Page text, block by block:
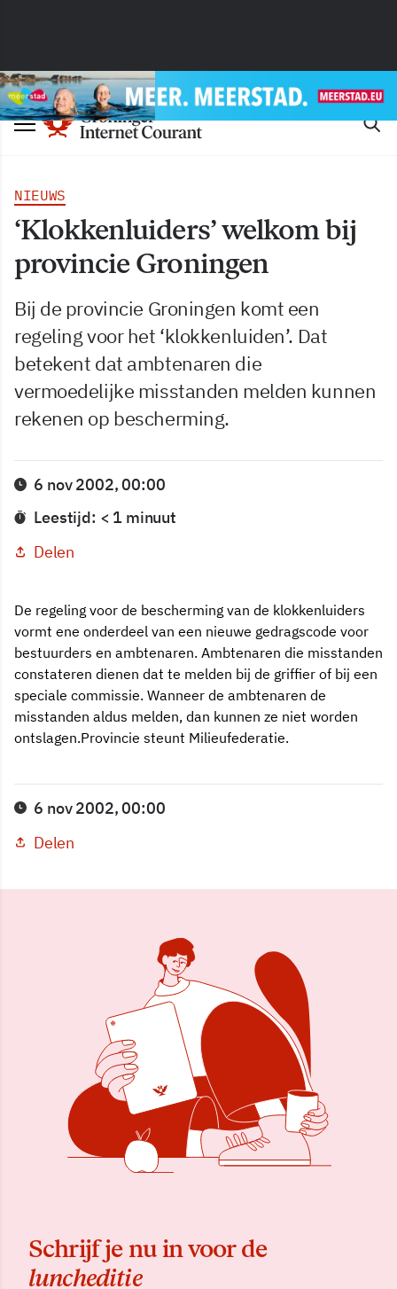
NIEUWS
‘Klokkenluiders’ welkom bij
provincie Groningen
Bij de provincie Groningen komt een
regeling voor het ‘klokkenluiden’. Dat
betekent dat ambtenaren die
vermoedelijke misstanden melden kunnen
rekenen op bescherming.
6 nov 2002, 00:00
Leestijd: < 1 minuut
Delen
De regeling voor de bescherming van de klokkenluiders
vormt ene onderdeel van een nieuwe gedragscode voor
bestuurders en ambtenaren. Ambtenaren die misstanden
constateren dienen dat te melden bij de griffier of bij een
speciale commissie. Wanneer de ambtenaren de
misstanden aldus melden, dan kunnen ze niet worden
ontslagen.Provincie steunt Milieufederatie.
6 nov 2002, 00:00
Delen
Schrijf je nu in voor de
luncheditie